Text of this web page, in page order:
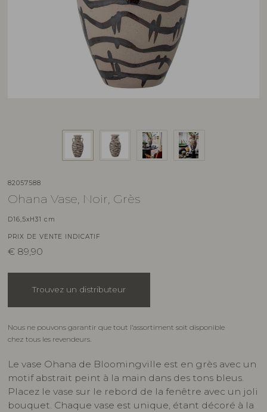
82057588
Ohana Vase, Noir, Grès
D16,5xH31 cm
PRIX DE VENTE INDICATIF
€ 89,90
Trouvez un distributeur
Nous ne pouvons garantir que tout l’assortiment soit disponible
chez tous les revendeurs.
Le vase Ohana de Bloomingville est en grès avec un
motif abstrait peint à la main dans des tons bleus.
Placez le vase sur le rebord de la fenêtre avec un joli
bouquet. Chaque vase est unique, étant décoré à la